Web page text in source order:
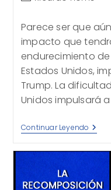
la
entrada:
Parece ser que
impacto que
endurecimiento
Estados Unidos,
Trump. La
Unidos impulsará
Continuar Leyendo La
Tierra